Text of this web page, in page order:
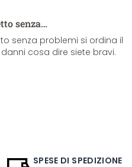
senza…
senza problemi si ordina il
cosa dire siete bravi.
SPESE DI SPEDIZIONE